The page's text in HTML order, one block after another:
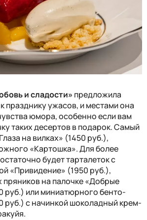
и сладости» предложила
празднику ужасов, и местами она
юмора, особенно если вам
таких десертов в подарок. Самый
на вилках» (1450 руб.),
«Картошка». Для более
будет тарталеток с
«Привидение» (1950 руб.),
на палочке «Добрые
руб.) или миниатюрного бенто-
руб.) с начинкой шоколадный крем-